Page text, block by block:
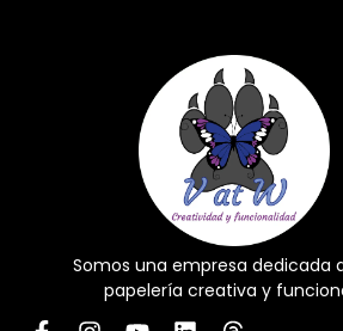
Somos una empresa dedicada
papelería creativa y